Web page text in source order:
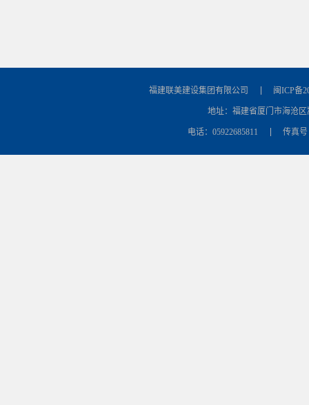
福建联美建设集团有限公司 闽ICP备
地址：福建省厦门市海沧
电话：05922685811 传真号